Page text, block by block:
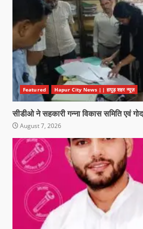
Featured Hapur City News || हापुड़ शहर न्यूज़
सीडीओ ने सहकारी गन्ना विकास समिति एवं
August 7, 2026